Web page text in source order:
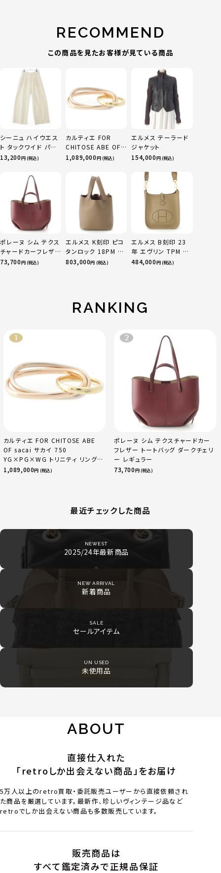
RECOMMEND
この商品を見たお客様が見ている商品
シーニュ ハイウエス
ト タックワイド パン
ツ ボトムス オフホワ
13,200円 (税込)
カルティエ FOR
CHITOSE ABE OF
sacai サカイ 750
ニティ リング 指輪 マ
ルチカラー 50 51
52 24.9g
1,089,000円 (税込)
エルメス テーラード
ジャケット
154,000円 (税込)
ポレーヌ シム テクス
チャードカーフレザ
ー トートバッグ ダー
73,700円 (税込)
エルメス K刻印 ピコ
タンロック 18PM ト
リヨン ハンドバッグ
803,000円 (税込)
エルメス B刻印 23
年 エヴリン TPM 16
アマゾン トリヨンク
484,000円 (税込)
RANKING
カルティエ FOR CHITOSE ABE
OF sacai サカイ 750
YG×PG×WG トリニティ リング
指輪 マルチカラー 50 51 52
1,089,000円 (税込)
ポレーヌ シム テクスチャードカー
フレザー トートバッグ ダークチェリ
ー レギュラー
73,700円 (税込)
最近チェックした商品
NEWEST
2025/24年最新商品
NEW ARRIVAL
新着商品
SALE
セールアイテム
UN USED
未使用品
ABOUT
直接仕入れた
「retroしか出会えない商品」をお届け
5万人以上のretro買取・委託販売ユーザーから直接依頼され
た商品を厳選しています。最新作、珍しいヴィンテージ品など
retroでしか出会えない商品も多数販売しています。
販売商品は
すべて鑑定済みで正規品保証